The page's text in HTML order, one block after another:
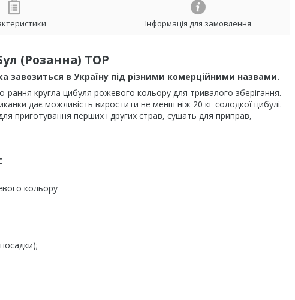
Інформація для замовлення
(Розанна) TOP
завозиться в Україну під різними комерційними назвами.
рання кругла цибуля рожевого кольору для тривалого зберігання.
дає можливість виростити не менш ніж 20 кг солодкої цибулі.
приготування перших і других страв, сушать для приправ,
кольору